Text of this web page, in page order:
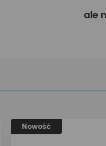
ale
Nowość